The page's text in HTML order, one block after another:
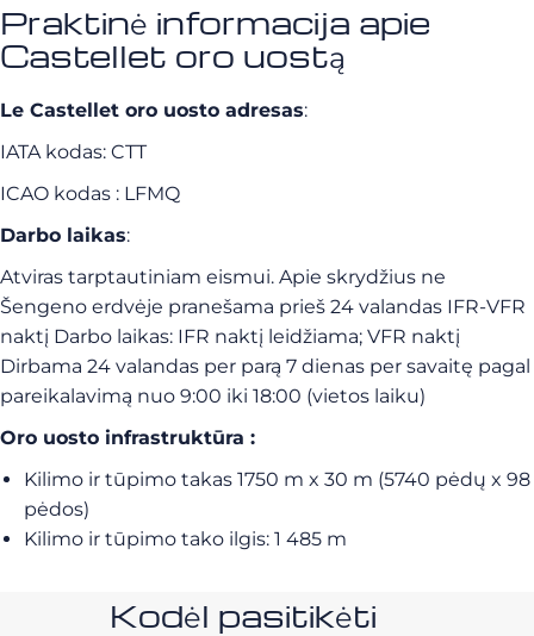
Praktinė informacija apie
Castellet oro uostą
Le Castellet oro uosto adresas:
IATA kodas: CTT
ICAO kodas : LFMQ
Darbo laikas:
Atviras tarptautiniam eismui. Apie skrydžius ne
Šengeno erdvėje pranešama prieš 24 valandas IFR-VFR
naktį Darbo laikas: IFR naktį leidžiama; VFR naktį
Dirbama 24 valandas per parą 7 dienas per savaitę pagal
pareikalavimą nuo 9:00 iki 18:00 (vietos laiku)
Oro uosto infrastruktūra :
Kilimo ir tūpimo takas 1750 m x 30 m (5740 pėdų x 98
pėdos)
Kilimo ir tūpimo tako ilgis: 1 485 m
Kodėl pasitikėti